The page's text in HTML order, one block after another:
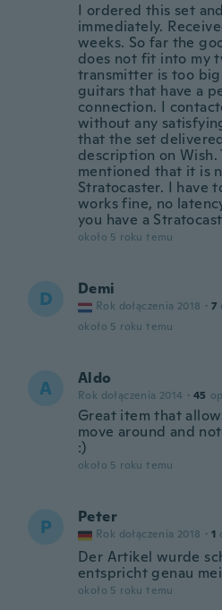
I ordered this set
immediately.
weeks. So far the
does not fit into my
transmitter is too
guitars that have a
connection. I
without any
that the set
description on Wish.
mentioned that it is
Stratocaster. I have
works fine, no
you have a
około 5 roku temu
D Demi
Rok dołączenia 2018 · 7
około 5 roku temu
A Aldo
Rok dołączenia 2014 · 45
Great item that
move around and
:)
około 5 roku temu
P Peter
Rok dołączenia 2018 · 1
Der Artikel wurde
entspricht genau
około 5 roku temu